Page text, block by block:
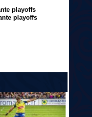
playoffs
playoffs